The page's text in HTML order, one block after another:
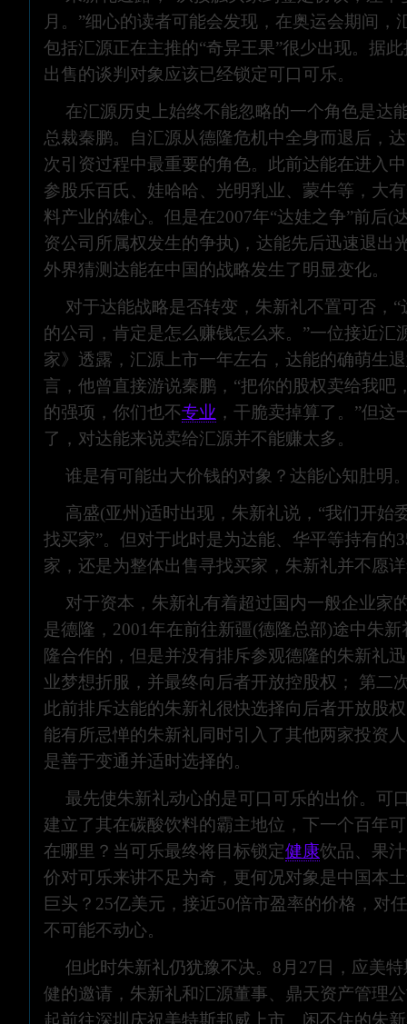
月。”细心的读者可能会发现，在奥运会期间，
包括汇源正在主推的“奇异王果”很少出现。据
出售的谈判对象应该已经锁定可口可乐。
在汇源历史上始终不能忽略的一个角色是达
总裁秦鹏。自汇源从德隆危机中全身而退后，
次引资过程中最重要的角色。此前达能在进入
参股乐百氏、娃哈哈、光明乳业、蒙牛等，大
料产业的雄心。但是在2007年“达娃之争”前后(
资公司所属权发生的争执)，达能先后迅速退出
外界猜测达能在中国的战略发生了明显变化。
对于达能战略是否转变，朱新礼不置可否，
的公司，肯定是怎么赚钱怎么来。”一位接近汇
家》透露，汇源上市一年左右，达能的确萌生
言，他曾直接游说秦鹏，“把你的股权卖给我吧
的强项，你们也不专业 ，干脆卖掉算了。”但这
了，对达能来说卖给汇源并不能赚太多。
谁是有可能出大价钱的对象？达能心知肚明
高盛(亚州)适时出现，朱新礼说，“我们开始
找买家”。但对于此时是为达能、华平等持有的
家，还是为整体出售寻找买家，朱新礼并不愿
对于资本，朱新礼有着超过国内一般企业家
是德隆，2001年在前往新疆(德隆总部)途中朱
隆合作的，但是并没有排斥参观德隆的朱新礼
业梦想折服，并最终向后者开放控股权； 第二
此前排斥达能的朱新礼很快选择向后者开放股
能有所忌惮的朱新礼同时引入了其他两家投资
是善于变通并适时选择的。
最先使朱新礼动心的是可口可乐的出价。可
建立了其在碳酸饮料的霸主地位，下一个百年
在哪里？当可乐最终将目标锁定健康饮品、果
价对可乐来讲不足为奇，更何况对象是中国本
巨头？25亿美元，接近50倍市盈率的价格，对
不可能不动心。
但此时朱新礼仍犹豫不决。8月27日，应美
健的邀请，朱新礼和汇源董事、鼎天资产管理
起前往深圳庆祝美特斯邦威上市。闲不住的朱